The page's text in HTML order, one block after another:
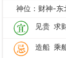
神位：财神-
见贵 求
造船 乘